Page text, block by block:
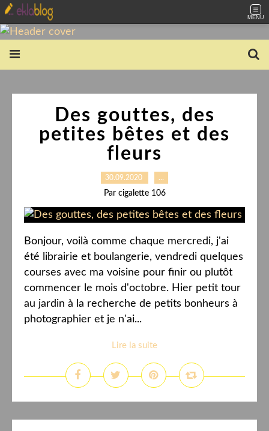
MENU
Des gouttes, des
petites bêtes et des
fleurs
30.09.2020 …
Par cigalette 106
Bonjour, voilà comme chaque mercredi, j'ai
été librairie et boulangerie, vendredi quelques
courses avec ma voisine pour finir ou plutôt
commencer le mois d'octobre. Hier petit tour
au jardin à la recherche de petits bonheurs à
photographier et je n'ai...
Lire la suite